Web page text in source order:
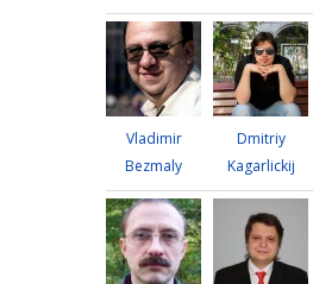
Vladimir
Bezmaly
Dmitriy
Kagarlickij